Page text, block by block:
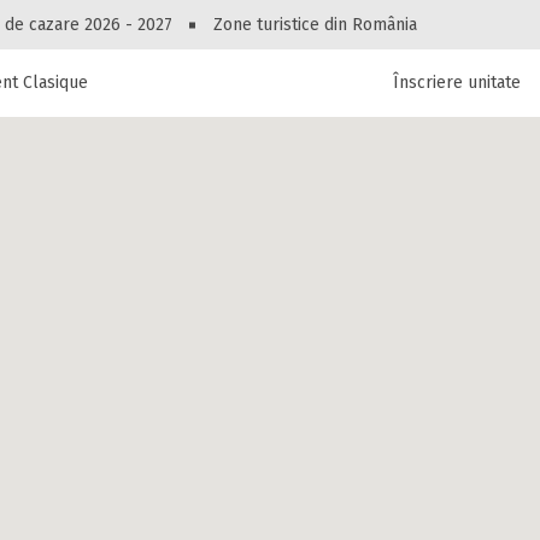
cazare 2026 - 2027 Zone turistice din România
Clasique
Peste 10544 oferte de cazare!
pensiuni, vile, apartamente sau alte unitați
Înscriere unitate